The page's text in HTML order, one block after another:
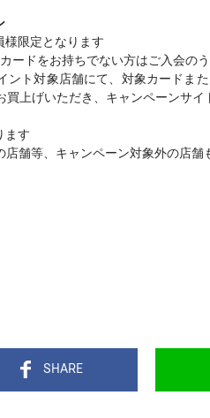
限定となります
ードをお持ちでない方はご入会の
ト対象店舗にて、対象カードま
上げいただき、キャンペーンサ
ます
舗等、キャンペーン対象外の店
SHARE